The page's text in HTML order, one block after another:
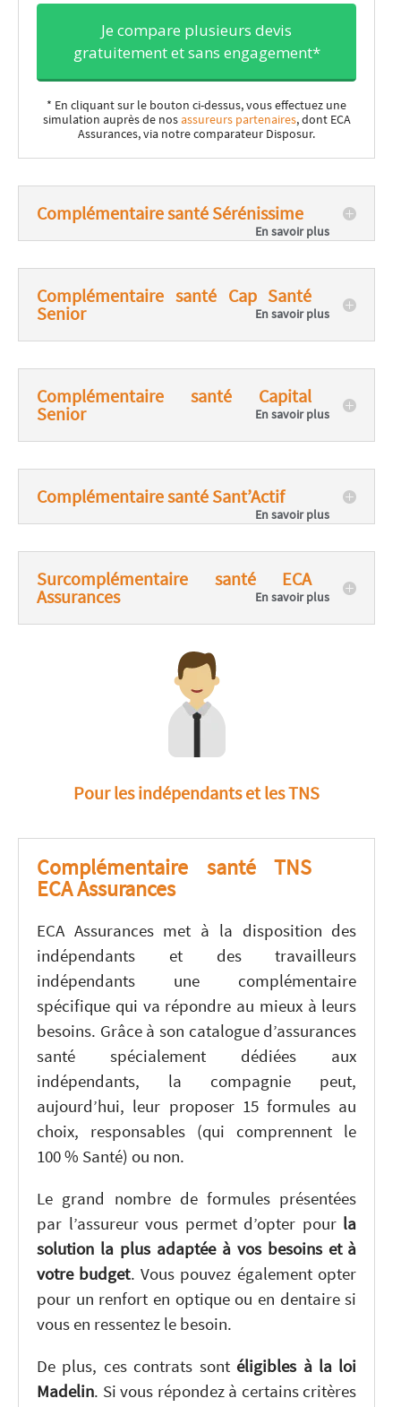
Je compare plusieurs devis
gratuitement et sans engagement*
* En cliquant sur le bouton ci-dessus, vous effectuez une
simulation auprès de nosassureurs partenaires, dont ECA
Assurances, via notre comparateur Disposur.
Complémentaire santé Sérénissime
Complémentaire santé Cap Santé
Senior
Complémentaire santé Capital
Senior
Complémentaire santé Sant’Actif
Surcomplémentaire santé ECA
Assurances
Pour les indépendants et les TNS
Complémentaire santé TNS
ECA Assurances
ECA Assurances met à la disposition des
indépendants et des travailleurs
indépendants une complémentaire
spécifique qui va répondre au mieux à leurs
besoins. Grâce à son catalogue d’assurances
santé spécialement dédiées aux
indépendants, la compagnie peut,
aujourd’hui, leur proposer 15 formules au
choix, responsables (qui comprennent le
100 % Santé) ou non.
Le grand nombre de formules présentées
par l’assureur vous permet d’opter pour la
solution la plus adaptée à vos besoins et à
votre budget. Vous pouvez également opter
pour un renfort en optique ou en dentaire si
vous en ressentez le besoin.
De plus, ces contrats sont éligibles à la loi
Madelin. Si vous répondez à certains critères